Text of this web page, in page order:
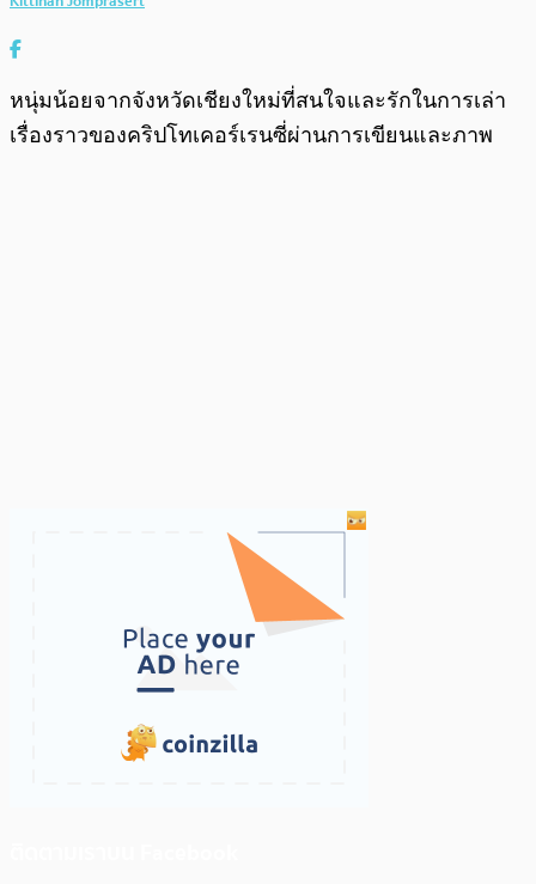
หนุ่มน้อยจากจังหวัดเชียงใหม่ที่สนใจและรักในการเล่า
เรื่องราวของคริปโทเคอร์เรนซี่ผ่านการเขียนและภาพ